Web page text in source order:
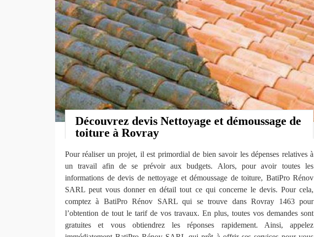
Découvrez devis Nettoyage et démoussage de
toiture à Rovray
Pour réaliser un projet, il est primordial de bien savoir les dépenses relatives à
un travail afin de se prévoir aux budgets. Alors, pour avoir toutes les
informations de devis de nettoyage et démoussage de toiture, BatiPro Rénov
SARL peut vous donner en détail tout ce qui concerne le devis. Pour cela,
comptez à BatiPro Rénov SARL qui se trouve dans Rovray 1463 pour
l’obtention de tout le tarif de vos travaux. En plus, toutes vos demandes sont
gratuites et vous obtiendrez les réponses rapidement. Ainsi, appelez